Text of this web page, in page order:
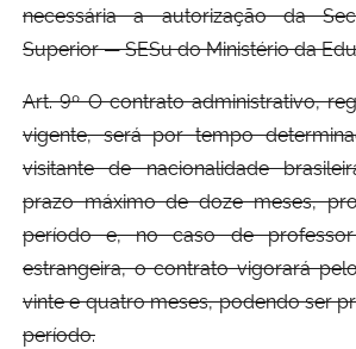
necessária a autorização da
Superior — SESu do Ministério da
Art. 9º O contrato administrativo,
vigente, será por tempo
visitante de nacionalidade
prazo máximo de doze meses,
período e, no caso de professor
estrangeira, o contrato vigorará
vinte e quatro meses, podendo ser
período.